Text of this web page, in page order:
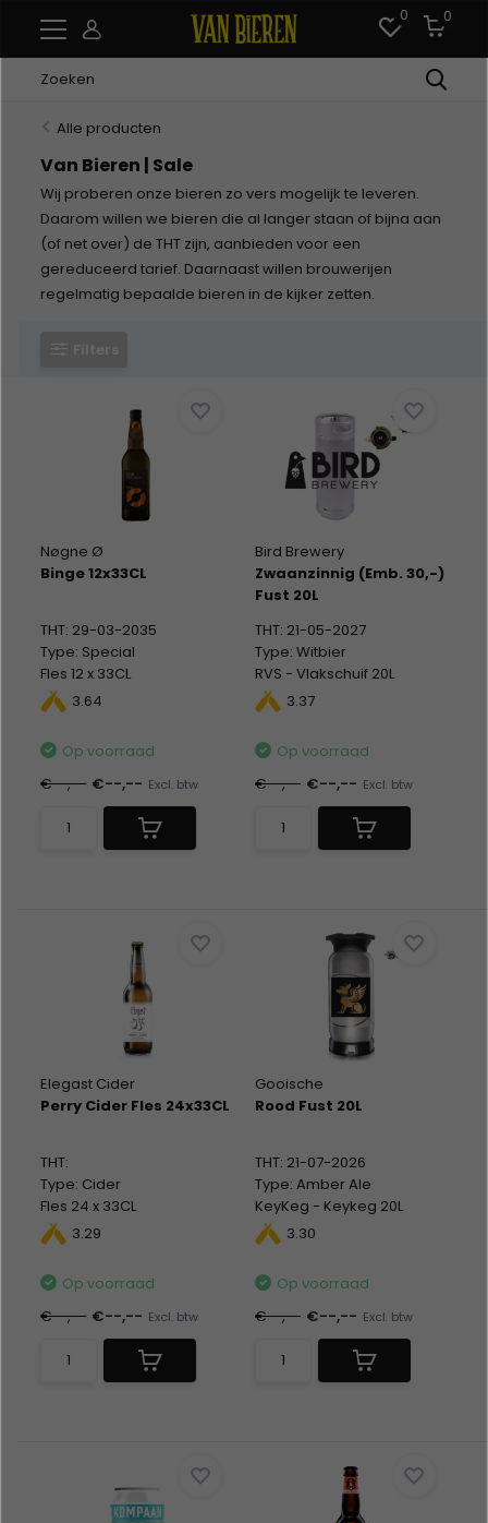
0 0
Alle producten
Van Bieren | Sale
Wij proberen onze bieren zo vers mogelijk te leveren.
Daarom willen we bieren die al langer staan of bijna aan
(of net over) de THT zijn, aanbieden voor een
gereduceerd tarief. Daarnaast willen brouwerijen
regelmatig bepaalde bieren in de kijker zetten.
Nøgne Ø
Binge 12x33CL
THT: 29-03-2035
Type: Special
Fles 12 x 33CL
Alc %: 14,00
3.64
Op voorraad
€--,-- €--,-- Excl. btw
Bird Brewery
Zwaanzinnig (Emb. 30,-)
Fust 20L
THT: 21-05-2027
Type: Witbier
RVS - Vlakschuif 20L
Alc %: 4,50
Statiegeld: Fust 30,-
3.37
Op voorraad
€--,-- €--,-- Excl. btw
Elegast Cider
Perry Cider Fles 24x33CL
THT:
Type: Cider
Fles 24 x 33CL
Alc %: 5,50
3.29
Op voorraad
€--,-- €--,-- Excl. btw
Gooische
Rood Fust 20L
THT: 21-07-2026
Type: Amber Ale
KeyKeg - Keykeg 20L
Alc %: 6,00
3.30
Op voorraad
€--,-- €--,-- Excl. btw